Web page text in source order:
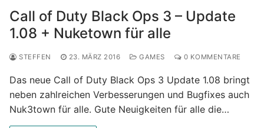
Call of Duty Black Ops 3 – Update
1.08 + Nuketown für alle
STEFFEN 23. MÄRZ 2016 GAMES 0 KOMMENTARE
Das neue Call of Duty Black Ops 3 Update 1.08 bringt
neben zahlreichen Verbesserungen und Bugfixes auch
Nuk3town für alle. Gute Neuigkeiten für alle die…